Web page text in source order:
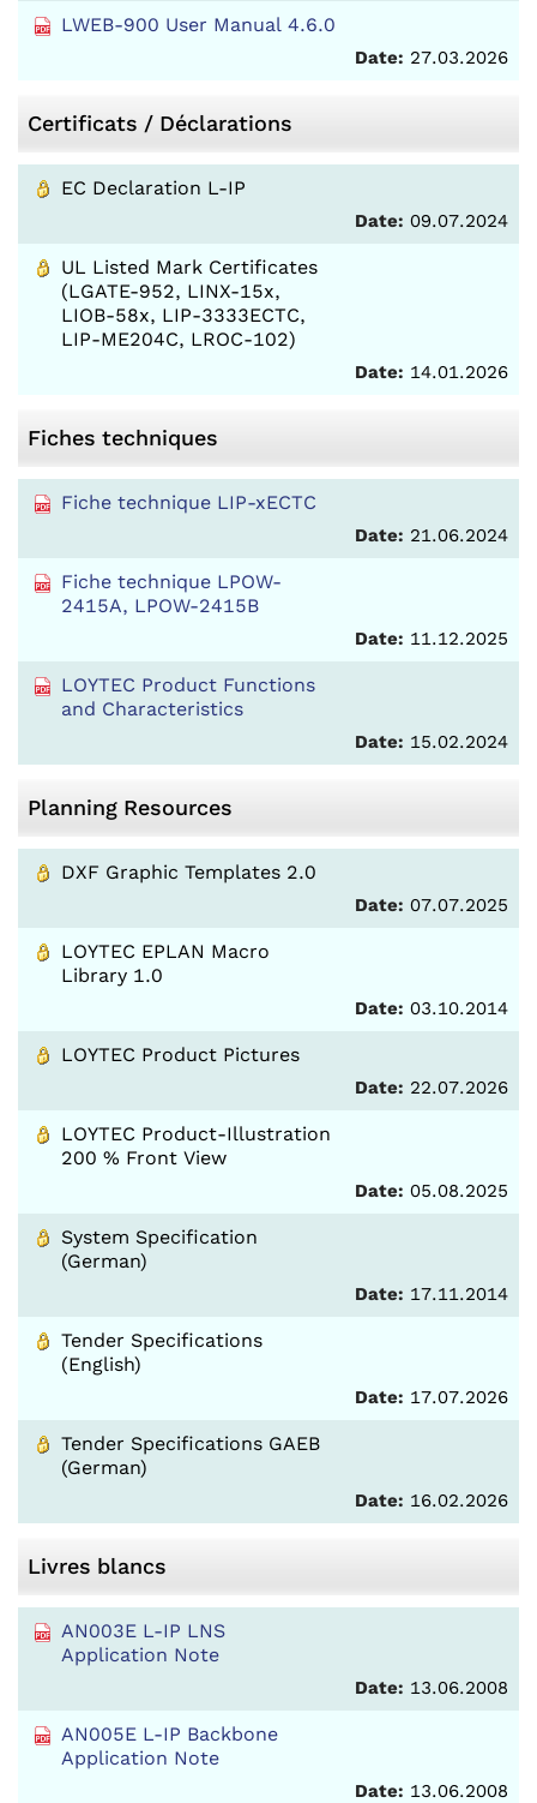
LWEB-900 User Manual 4.6.0
Date: 27.03.2026
Certificats / Déclarations
EC Declaration L-IP
Date: 09.07.2024
UL Listed Mark Certificates
(LGATE-952, LINX-15x,
LIOB-58x, LIP-3333ECTC,
LIP-ME204C, LROC-102)
Date: 14.01.2026
Fiches techniques
Fiche technique LIP-xECTC
Date: 21.06.2024
Fiche technique LPOW-
2415A, LPOW-2415B
Date: 11.12.2025
LOYTEC Product Functions
and Characteristics
Date: 15.02.2024
Planning Resources
DXF Graphic Templates 2.0
Date: 07.07.2025
LOYTEC EPLAN Macro
Library 1.0
Date: 03.10.2014
LOYTEC Product Pictures
Date: 22.07.2026
LOYTEC Product-Illustration
200 % Front View
Date: 05.08.2025
System Specification
(German)
Date: 17.11.2014
Tender Specifications
(English)
Date: 17.07.2026
Tender Specifications GAEB
(German)
Date: 16.02.2026
Livres blancs
AN003E L-IP LNS
Application Note
Date: 13.06.2008
AN005E L-IP Backbone
Application Note
Date: 13.06.2008